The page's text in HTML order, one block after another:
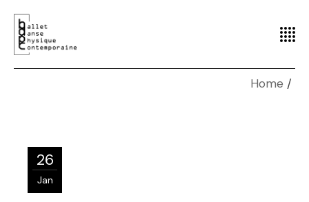
Home
26
Jan